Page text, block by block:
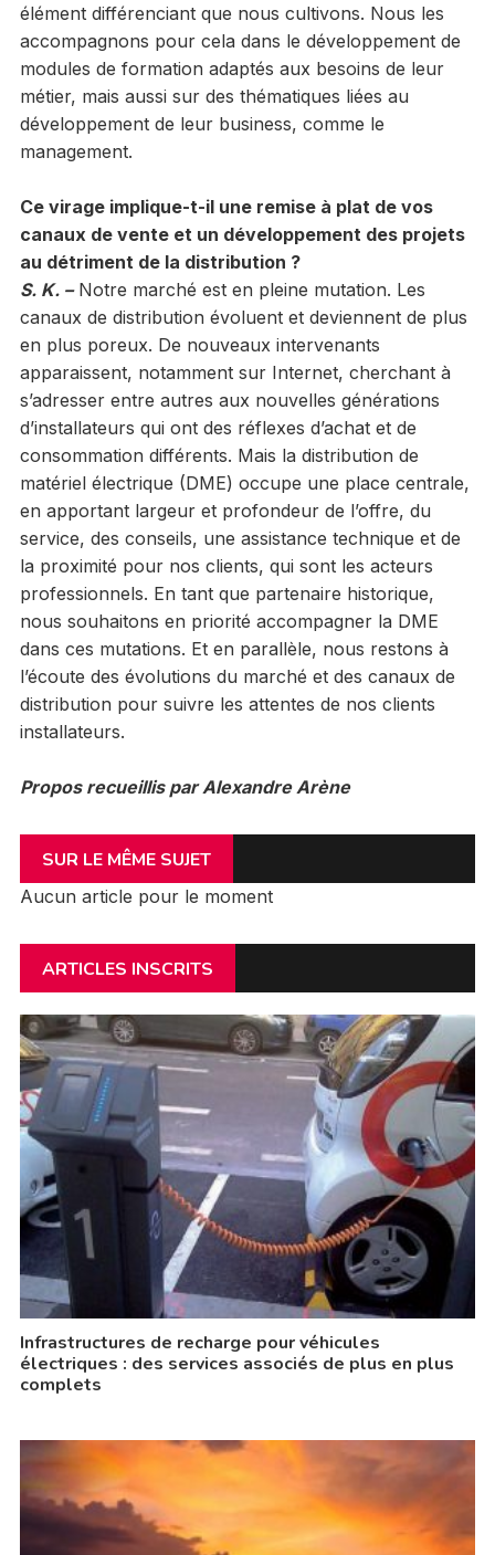
élément différenciant que nous cultivons. Nous les
accompagnons pour cela dans le développement de
modules de formation adaptés aux besoins de leur
métier, mais aussi sur des thématiques liées au
développement de leur business, comme le
management.
Ce virage implique-t-il une remise à plat de vos
canaux de vente et un développement des projets
au détriment de la distribution ?
S. K. –Notre marché est en pleine mutation. Les
canaux de distribution évoluent et deviennent de plus
en plus poreux. De nouveaux intervenants
apparaissent, notamment sur Internet, cherchant à
s’adresser entre autres aux nouvelles générations
d’installateurs qui ont des réflexes d’achat et de
consommation différents. Mais la distribution de
matériel électrique (DME) occupe une place centrale,
en apportant largeur et profondeur de l’offre, du
service, des conseils, une assistance technique et de
la proximité pour nos clients, qui sont les acteurs
professionnels. En tant que partenaire historique,
nous souhaitons en priorité accompagner la DME
dans ces mutations. Et en parallèle, nous restons à
l’écoute des évolutions du marché et des canaux de
distribution pour suivre les attentes de nos clients
installateurs.
Propos recueillis par Alexandre Arène
SUR LE MÊME SUJET
Aucun article pour le moment
ARTICLES INSCRITS
Infrastructures de recharge pour véhicules
électriques : des services associés de plus en plus
complets